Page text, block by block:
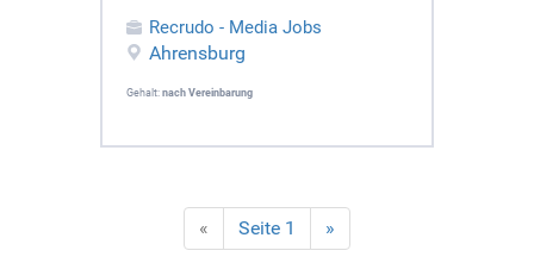
Recrudo - Media Jobs
Ahrensburg
Gehalt: nach Vereinbarung
« Seite 1 »